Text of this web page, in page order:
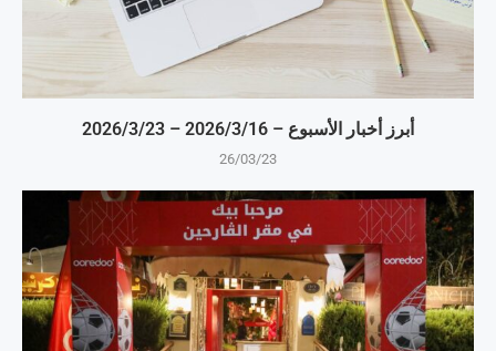
أبرز أخبار الأسبوع – 16‏/3‏/2026 – 23‏/3‏/2026
26/03/23